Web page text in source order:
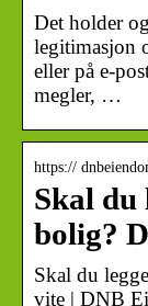
Det holder
legitimasjon
eller på e-
megler, …
https://
Skal du
bolig?
Skal du
vite | DNB